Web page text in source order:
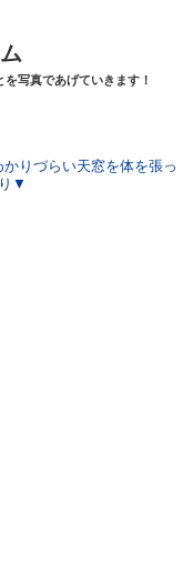
写真であげていきます！
かりづらい天窓を体を張っ
▼